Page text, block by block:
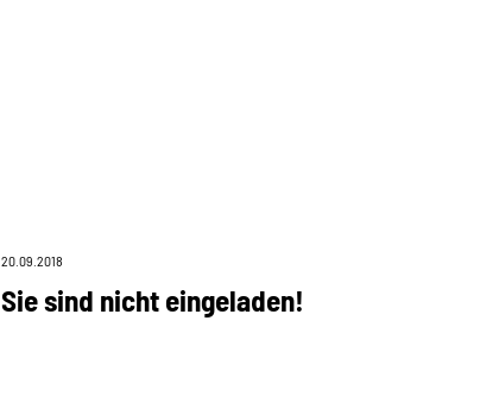
20.09.2018
Sie sind nicht eingeladen!